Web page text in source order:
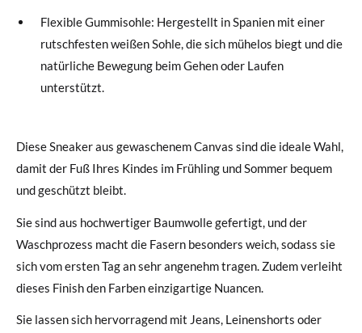
Flexible Gummisohle: Hergestellt in Spanien mit einer
rutschfesten weißen Sohle, die sich mühelos biegt und die
natürliche Bewegung beim Gehen oder Laufen
unterstützt.
Diese Sneaker aus gewaschenem Canvas sind die ideale Wahl,
damit der Fuß Ihres Kindes im Frühling und Sommer bequem
und geschützt bleibt.
Sie sind aus hochwertiger Baumwolle gefertigt, und der
Waschprozess macht die Fasern besonders weich, sodass sie
sich vom ersten Tag an sehr angenehm tragen. Zudem verleiht
dieses Finish den Farben einzigartige Nuancen.
Sie lassen sich hervorragend mit Jeans, Leinenshorts oder